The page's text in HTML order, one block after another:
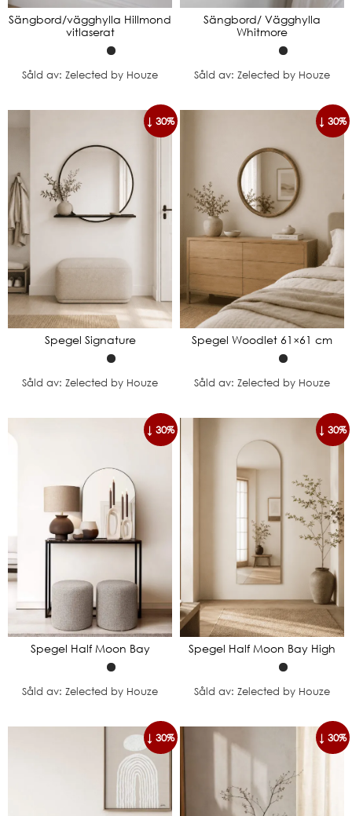
Sängbord/vägghylla Hillmond
vitlaserat
Såld av: Zelected by Houze
Sängbord/ Vägghylla
Whitmore
Såld av: Zelected by Houze
↓ 30%
Spegel Signature
Såld av: Zelected by Houze
↓ 30%
Spegel Woodlet 61×61 cm
Såld av: Zelected by Houze
↓ 30%
Spegel Half Moon Bay
Såld av: Zelected by Houze
↓ 30%
Spegel Half Moon Bay High
Såld av: Zelected by Houze
↓ 30% ↓ 30%